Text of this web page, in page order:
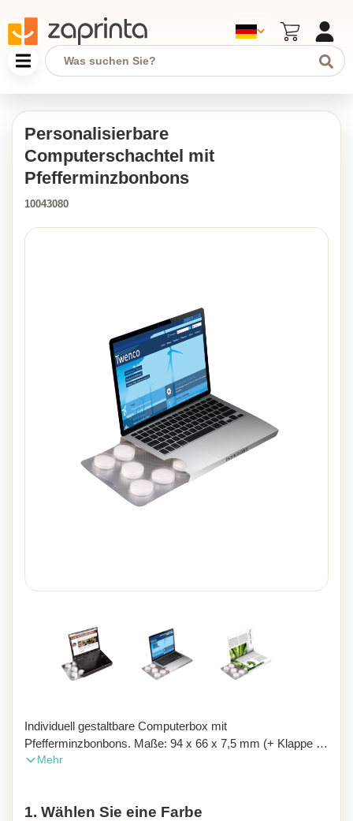
Personalisierbare
Computerschachtel mit
Pfefferminzbonbons
10043080
Individuell gestaltbare Computerbox mit
Pfefferminzbonbons. Maße: 94 x 66 x 7,5 mm (+ Klappe 94
x 66 mm). Farbe: Weiß, Vierfarbendruck. Inhalt: 10
Wochen. Auch mit Dextrose-Tabletten erhältlich.
Mehr
1. Wählen Sie eine Farbe